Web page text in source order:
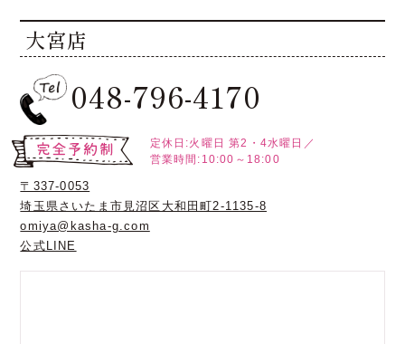
大宮店
048-796-4170
定休日:火曜日 第2・4水曜日／
営業時間:10:00～18:00
〒337-0053
埼玉県さいたま市見沼区大和田町2-1135-8
omiya@kasha-g.com
公式LINE